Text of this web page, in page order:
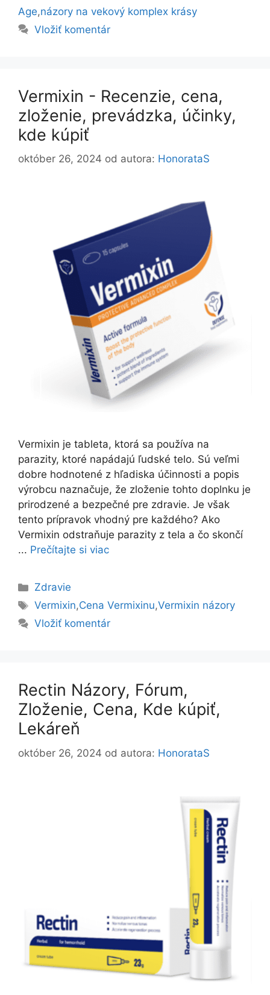
Age,názory na vekový komplex krásy
Vložiť komentár
Vermixin - Recenzie, cena,
zloženie, prevádzka, účinky,
kde kúpiť
október 26, 2024 od autora: HonorataS
Vermixin je tableta, ktorá sa používa na
parazity, ktoré napádajú ľudské telo. Sú veľmi
dobre hodnotené z hľadiska účinnosti a popis
výrobcu naznačuje, že zloženie tohto doplnku je
prirodzené a bezpečné pre zdravie. Je však
tento prípravok vhodný pre každého? Ako
Vermixin odstraňuje parazity z tela a čo skončí
... Prečítajte si viac
Kategórie
Zdravie
Značky
Vermixin,Cena Vermixinu,Vermixin názory
Vložiť komentár
Rectin Názory, Fórum,
Zloženie, Cena, Kde kúpiť,
Lekáreň
október 26, 2024 od autora: HonorataS